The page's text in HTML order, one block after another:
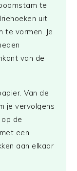
te
uit,
te vormen. Je
van de
Van de
je vervolgens
de
een
aan elkaar